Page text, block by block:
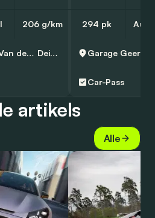
206 g/km
CIAC Ford Deinze - Van den Poel Deinze
294 pk
Garage
Car-Pass
artikels
Alle